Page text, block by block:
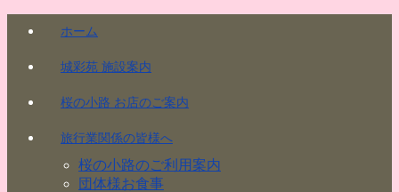
ホーム
城彩苑 施設案内
桜の小路 お店のご案内
旅行業関係の皆様へ
桜の小路のご利用案内
団体様お食事